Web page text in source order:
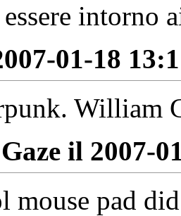
intorno
01-18
William
il 2007-
mouse pad